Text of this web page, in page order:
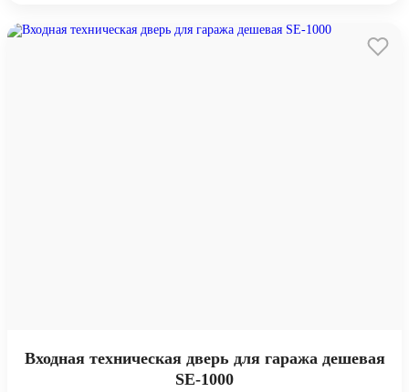
Входная техническая дверь для гаража дешевая
SE-1000